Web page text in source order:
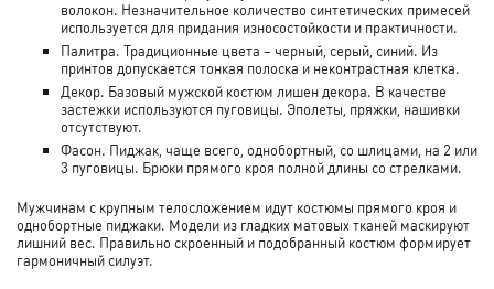
волокон. Незначительное количество синтетических примесей
используется для придания износостойкости и практичности.
Палитра. Традиционные цвета – черный, серый, синий. Из
принтов допускается тонкая полоска и неконтрастная клетка.
Декор. Базовый мужской костюм лишен декора. В качестве
застежки используются пуговицы. Эполеты, пряжки, нашивки
отсутствуют.
Фасон. Пиджак, чаще всего, однобортный, со шлицами, на 2 или
3 пуговицы. Брюки прямого кроя полной длины со стрелками.
Мужчинам с крупным телосложением идут костюмы прямого кроя и
однобортные пиджаки. Модели из гладких матовых тканей маскируют
лишний вес. Правильно скроенный и подобранный костюм формирует
гармоничный силуэт.